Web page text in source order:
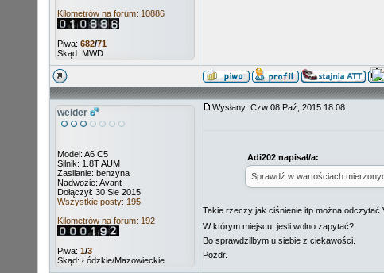
Kilometrów na forum: 10886
Piwa: 682/71
Skąd: MWD
weider
Model: A6 C5
Silnik: 1.8T AUM
Zasilanie: benzyna
Nadwozie: Avant
Dołączył: 30 Sie 2015
Wszystkie posty: 195
Kilometrów na forum: 192
Piwa: 1/3
Skąd: Łódzkie/Mazowieckie
Wysłany: Czw 08 Paź, 2015 18:08
Adi202 napisał/a:
Sprawdź w wartościach
Takie rzeczy jak ciśnienie itp można odczytać
W którym miejscu, jesli wolno zapytać?
Bo sprawdzilbym u siebie z ciekawości.
Pozdr.